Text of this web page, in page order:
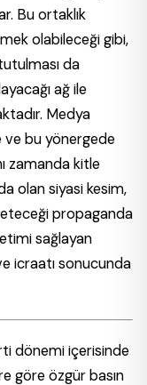
Bu ortaklık
olabileceği gibi,
da
ağ ile
Medya
ve bu yönergede
zamanda kitle
olan siyasi kesim,
propaganda
sağlayan
icraatı sonucunda
dönemi içerisinde
göre özgür basın